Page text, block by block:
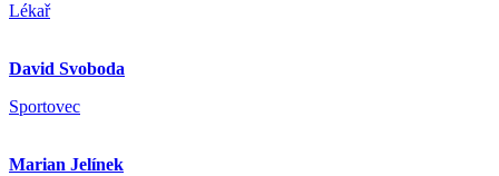
Lékař
David Svoboda
Sportovec
Marian Jelínek